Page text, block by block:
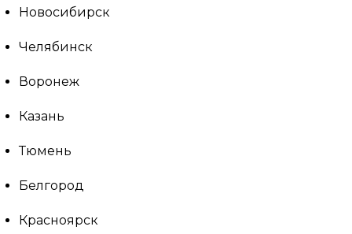
Новосибирск
Челябинск
Воронеж
Казань
Тюмень
Белгород
Красноярск